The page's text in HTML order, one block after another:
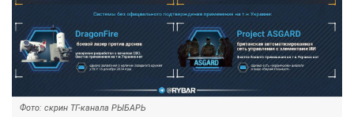
Фото: скрин ТГ-канала РЫБАРЬ